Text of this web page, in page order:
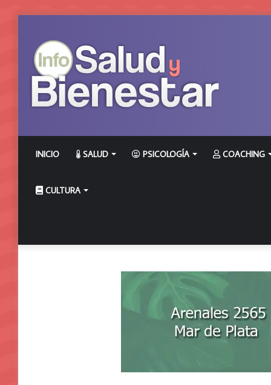
INICIO SALUD PSICOLOGÍA COACHING
CULTURA